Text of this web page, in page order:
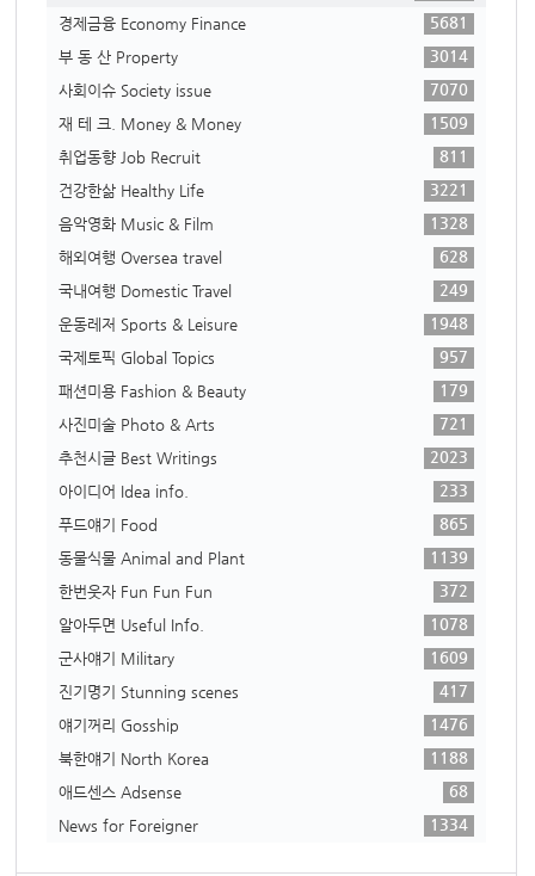
경제금융 Economy Finance
5681
부 동 산 Property
3014
사회이슈 Society issue
7070
재 테 크. Money & Money
1509
취업동향 Job Recruit
811
건강한삶 Healthy Life
3221
음악영화 Music & Film
1328
해외여행 Oversea travel
628
국내여행 Domestic Travel
249
운동레저 Sports & Leisure
1948
국제토픽 Global Topics
957
패션미용 Fashion & Beauty
179
사진미술 Photo & Arts
721
추천시글 Best Writings
2023
아이디어 Idea info.
233
푸드얘기 Food
865
동물식물 Animal and Plant
1139
한번웃자 Fun Fun Fun
372
알아두면 Useful Info.
1078
군사얘기 Military
1609
진기명기 Stunning scenes
417
얘기꺼리 Gosship
1476
북한얘기 North Korea
1188
애드센스 Adsense
68
News for Foreigner
1334